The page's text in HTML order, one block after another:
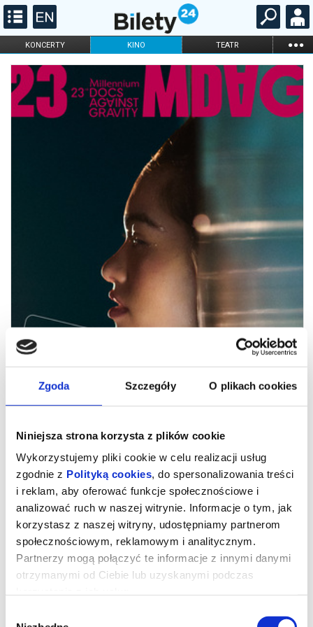
Zgoda Szczegóły O plikach cookies
Niniejsza strona korzysta z plików cookie
Wykorzystujemy pliki cookie w celu realizacji usług
zgodnie z Polityką cookies, do spersonalizowania treści
i reklam, aby oferować funkcje społecznościowe i
analizować ruch w naszej witrynie. Informacje o tym, jak
korzystasz z naszej witryny, udostępniamy partnerom
społecznościowym, reklamowym i analitycznym.
Partnerzy mogą połączyć te informacje z innymi danymi
otrzymanymi od Ciebie lub uzyskanymi podczas
KONCERTY KINO TEATR ...
FILHARMONIA OPERA I BALET
STAND-UP
DLA DZIECI
ONLINE KARNETY
KŁOPOTLIWY NIEDŹWIEDŹ | MDAG
2026
[PL]
Niedźwiedź polarny zmuszony jest poruszać się w świecie
Churchill w Manitobie, pieszczotliwie nazywane „Światową Stolicą